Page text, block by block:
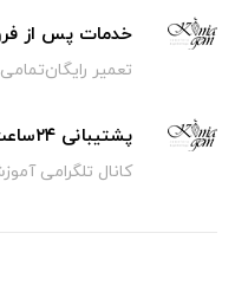
خدمات پس از
تعمیر رایگان‌تمامی
پشتیبانی ۲۴ساعت و ۷روز هفته
کانال تلگرامی